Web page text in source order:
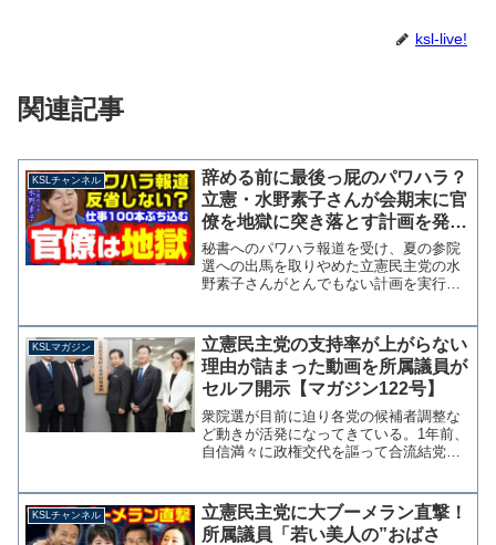
ksl-live!
関連記事
KSLチャンネル
辞める前に最後っ屁のパワハラ？
立憲・水野素子さんが会期末に官
僚を地獄に突き落とす計画を発表
「質問主意書100本提出する」
【KSLチャンネル】
秘書へのパワハラ報道を受け、夏の参院
選への出馬を取りやめた立憲民主党の水
野素子さんがとんでもない計画を実行し
が、なんと官僚の業務負担が大きいとさ
れる質問主意書をこれから...
KSLマガジン
立憲民主党の支持率が上がらない
理由が詰まった動画を所属議員が
セルフ開示【マガジン122号】
衆院選が目前に迫り各党の候補者調整な
ど動きが活発になってきている。1年前、
自信満々に政権交代を謳って合流結党し
交代を語ることも少なくなってきた。
それなりの議席増は見込...
KSLチャンネル
立憲民主党に大ブーメラン直撃！
所属議員「若い美人の”おばさ